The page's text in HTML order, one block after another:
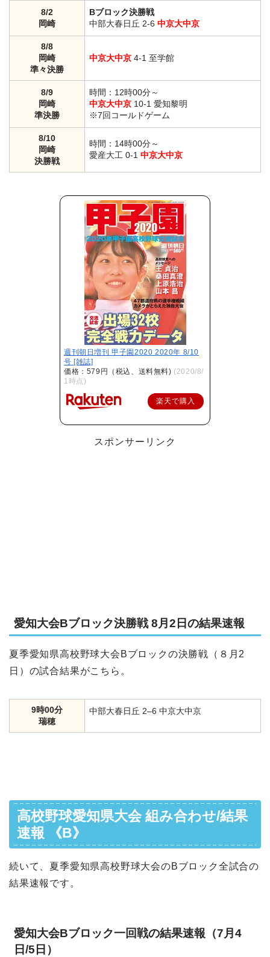
8/2
岡崎
Bブロック決勝戦
中部大春日丘 2-6 中京大中京
8/8
岡崎
準々決勝
中京大中京 4-1 至学館
8/9
岡崎
準決勝
時間：12時00分～
中京大中京 10-1 愛知黎明
※7回コールドゲーム
8/10
岡崎
決勝戦
時間：14時00分～
愛産大工 0-1 中京大中京
週刊朝日増刊 甲子園2020 2020年 8/10
号 [雑誌]
価格：579円（税込、送料無料) (2020/8/
1時点)
楽天で購入
スポンサーリンク
愛知大会Bブロック決勝戦 8月2日の結果速報
夏季愛知県高校野球大会Bブロックの決勝戦（８月2
日）の試合結果がこちら。
9時00分
瑞穂
中部大春日丘 2–6 中京大中京
高校野球愛知県大会 組み合わせ/結果
速報 《B》
続いて、夏季愛知県高校野球大会のBブロック全試合の
結果速報です。
愛知大会Bブロック一回戦の結果速報（7月4
日/5日）